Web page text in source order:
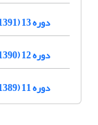
دوره 13 (1391)
دوره 12 (1390)
دوره 11 (1389)